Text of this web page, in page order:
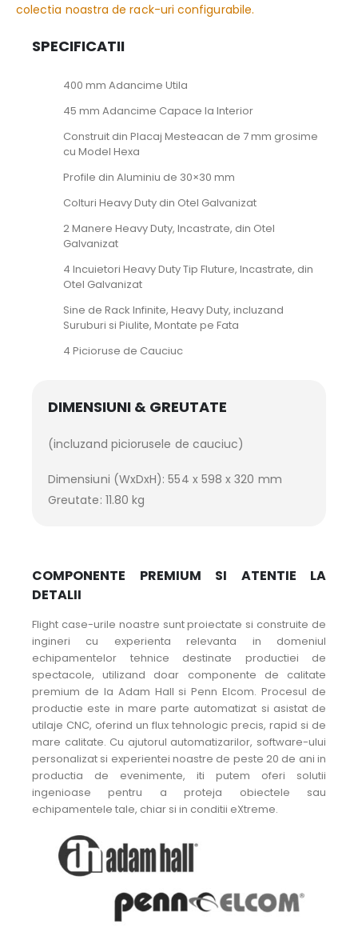
colectia noastra de rack-uri configurabile.
SPECIFICATII
400 mm Adancime Utila
45 mm Adancime Capace la Interior
Construit din Placaj Mesteacan de 7 mm grosime
cu Model Hexa
Profile din Aluminiu de 30×30 mm
Colturi Heavy Duty din Otel Galvanizat
2 Manere Heavy Duty, Incastrate, din Otel
Galvanizat
4 Incuietori Heavy Duty Tip Fluture, Incastrate, din
Otel Galvanizat
Sine de Rack Infinite, Heavy Duty, incluzand
Suruburi si Piulite, Montate pe Fata
4 Picioruse de Cauciuc
DIMENSIUNI & GREUTATE
(incluzand piciorusele de cauciuc)
Dimensiuni (WxDxH): 554 x 598 x 320 mm
Greutate: 11.80 kg
COMPONENTE PREMIUM SI ATENTIE LA
DETALII
Flight case-urile noastre sunt proiectate si construite de
ingineri cu experienta relevanta in domeniul
echipamentelor tehnice destinate productiei de
spectacole, utilizand doar componente de calitate
premium de la Adam Hall si Penn Elcom. Procesul de
productie este in mare parte automatizat si asistat de
utilaje CNC, oferind un flux tehnologic precis, rapid si de
mare calitate. Cu ajutorul automatizarilor, software-ului
personalizat si experientei noastre de peste 20 de ani in
productia de evenimente, iti putem oferi solutii
ingenioase pentru a proteja obiectele sau
echipamentele tale, chiar si in conditii eXtreme.